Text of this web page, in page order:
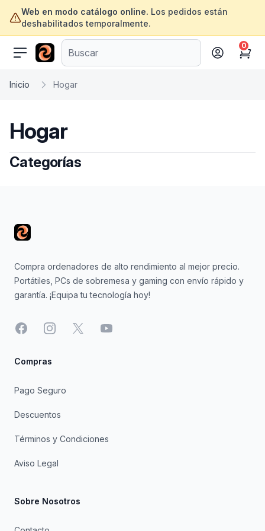
Web en modo catálogo online. Los pedidos están
deshabilitados temporalmente.
ofertasinformatica.com
Cart
0
Inicio Hogar
Hogar
Categorías
Compra ordenadores de alto rendimiento al mejor precio.
Portátiles, PCs de sobremesa y gaming con envío rápido y
garantía. ¡Equipa tu tecnología hoy!
FacebookInstagram
X YouTube
Compras
Pago Seguro
Descuentos
Términos y Condiciones
Aviso Legal
Sobre Nosotros